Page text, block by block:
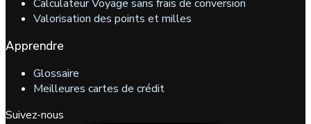
Calculateur Voyage sans frais de conversion
Valorisation des points et milles
Apprendre
Glossaire
Meilleures cartes de crédit
Suivez-nous